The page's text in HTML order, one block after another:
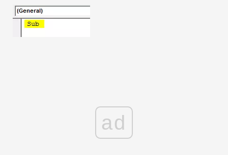
ad